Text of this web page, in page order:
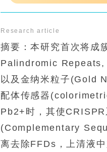
Research article
摘要：本研究首次将
Palindromic
以及金纳米粒子(Gold
配体传感器
Pb2+时，其使
(Complementary
离去除FFDs，上清液